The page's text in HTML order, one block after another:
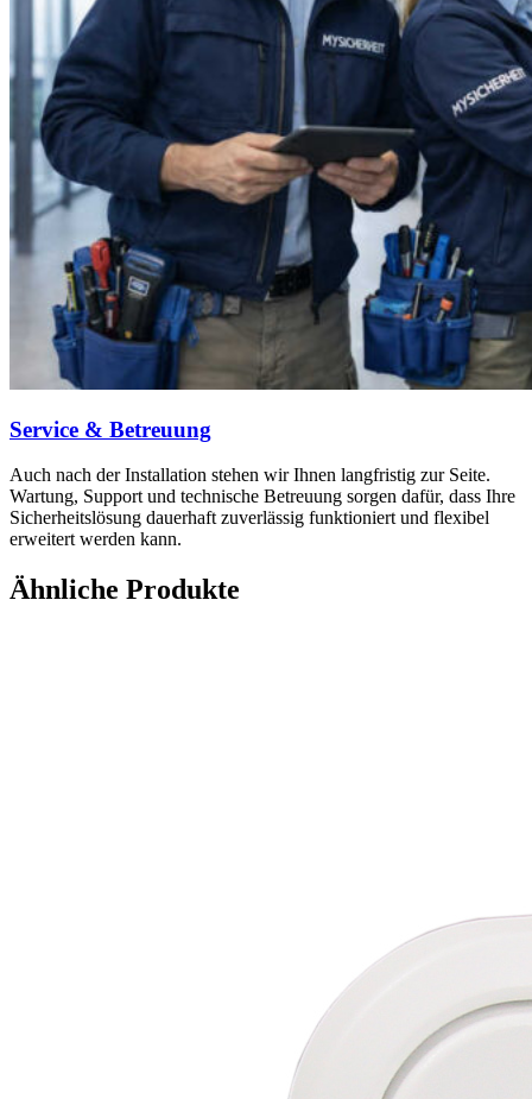
Service & Betreuung
Auch nach der Installation stehen wir Ihnen langfristig zur Seite.
Wartung, Support und technische Betreuung sorgen dafür, dass Ihre
Sicherheitslösung dauerhaft zuverlässig funktioniert und flexibel
erweitert werden kann.
Ähnliche Produkte